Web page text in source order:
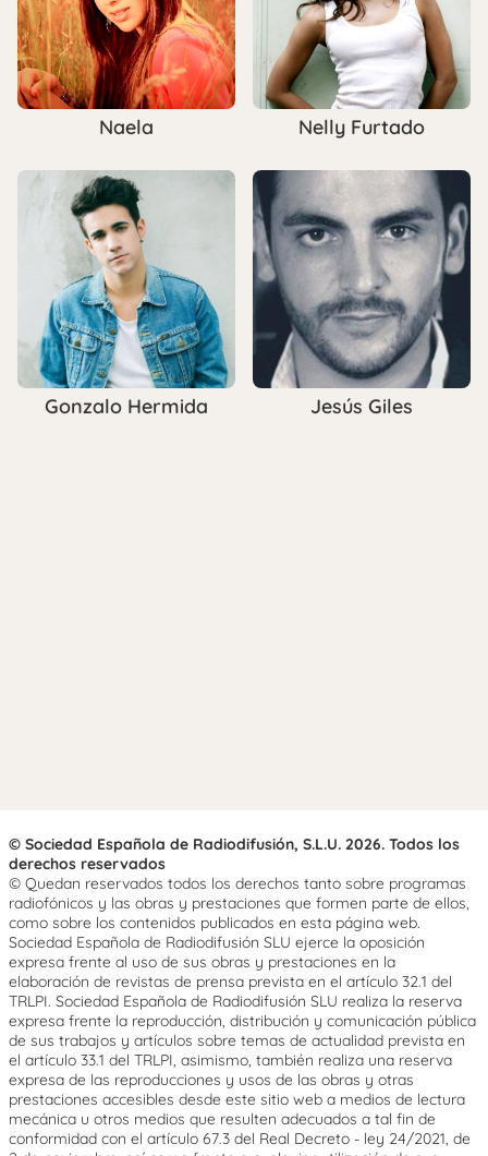
Naela Nelly Furtado
Gonzalo Hermida Jesús Giles
© Sociedad Española de Radiodifusión, S.L.U. 2026. Todos los
derechos reservados
© Quedan reservados todos los derechos tanto sobre programas
radiofónicos y las obras y prestaciones que formen parte de ellos,
como sobre los contenidos publicados en esta página web.
Sociedad Española de Radiodifusión SLU ejerce la oposición
expresa frente al uso de sus obras y prestaciones en la
elaboración de revistas de prensa prevista en el artículo 32.1 del
TRLPI. Sociedad Española de Radiodifusión SLU realiza la reserva
expresa frente la reproducción, distribución y comunicación pública
de sus trabajos y artículos sobre temas de actualidad prevista en
el artículo 33.1 del TRLPI, asimismo, también realiza una reserva
expresa de las reproducciones y usos de las obras y otras
prestaciones accesibles desde este sitio web a medios de lectura
mecánica u otros medios que resulten adecuados a tal fin de
conformidad con el artículo 67.3 del Real Decreto - ley 24/2021, de